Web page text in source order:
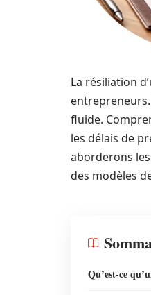
La résiliation
fluide.
les délais de
aborderons
des modèles
Qu’est-ce